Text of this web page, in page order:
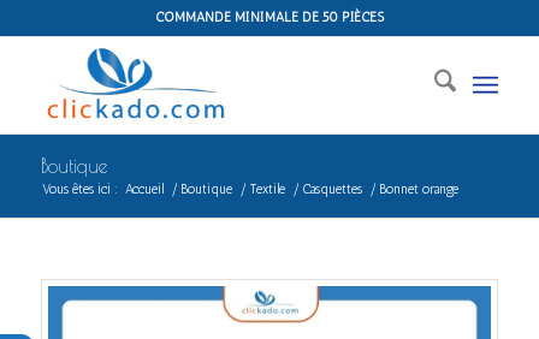
COMMANDE MINIMALE DE 50 PIÈCES
Boutique
Vous êtes ici : Accueil / Boutique / Textile / Casquettes / Bonnet orange